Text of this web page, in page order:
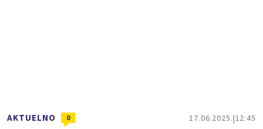
AKTUELNO 0 17.06.2025. 12:45